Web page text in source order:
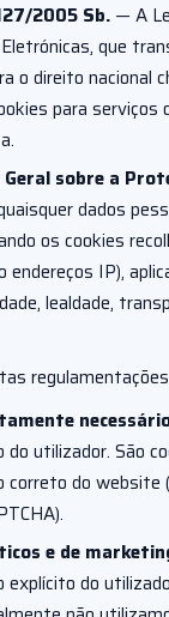
2005 Sb. — A
que
o direito nacional
para serviços
sobre a
dados
os cookies
endereços IP),
lealdade,
utilizador. São
do website
e de
do